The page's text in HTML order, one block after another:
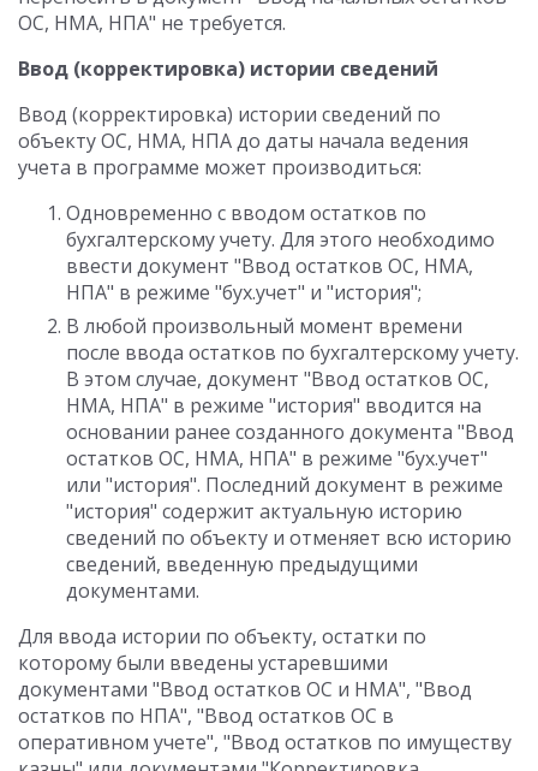
ОС, НМА, НПА" не требуется.
Ввод (корректировка) истории сведений
Ввод (корректировка) истории сведений по
объекту ОС, НМА, НПА до даты начала ведения
учета в программе может производиться:
Одновременно с вводом остатков по
бухгалтерскому учету. Для этого необходимо
ввести документ "Ввод остатков ОС, НМА,
НПА" в режиме "бух.учет" и "история";
В любой произвольный момент времени
после ввода остатков по бухгалтерскому учету.
В этом случае, документ "Ввод остатков ОС,
НМА, НПА" в режиме "история" вводится на
основании ранее созданного документа "Ввод
остатков ОС, НМА, НПА" в режиме "бух.учет"
или "история". Последний документ в режиме
"история" содержит актуальную историю
сведений по объекту и отменяет всю историю
сведений, введенную предыдущими
документами.
Для ввода истории по объекту, остатки по
которому были введены устаревшими
документами "Ввод остатков ОС и НМА", "Ввод
остатков по НПА", "Ввод остатков ОС в
оперативном учете", "Ввод остатков по имуществу